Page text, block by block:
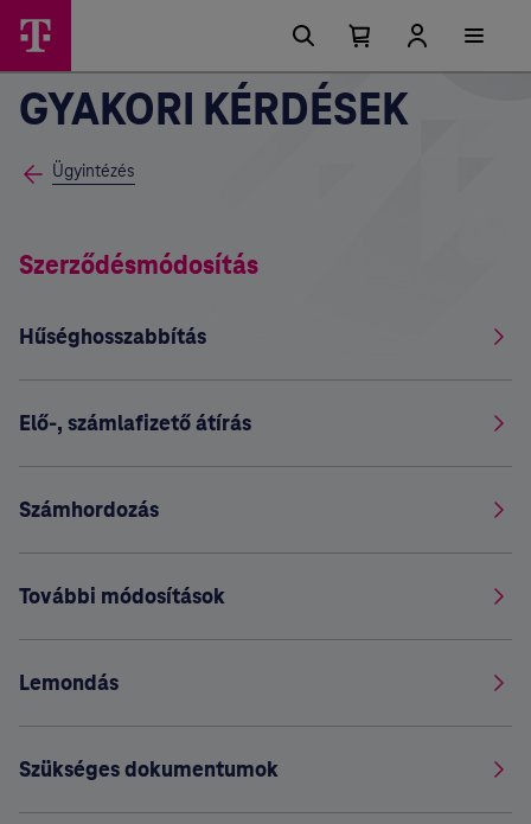
lehetőségek
Kosárban
található
elemek
száma
Kosár
GYAKORI KÉRDÉSEK
Ügyintézés
Szerződésmódosítás
Hűséghosszabbítás
Elő-, számlafizető átírás
Számhordozás
További módosítások
Lemondás
Szükséges dokumentumok